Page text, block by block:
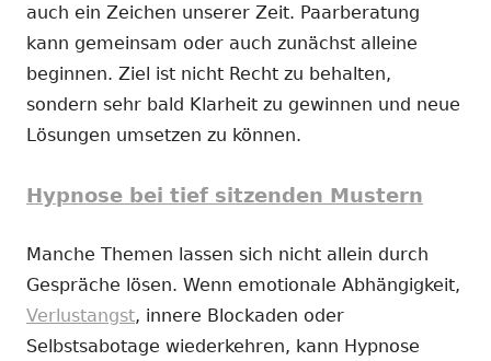
auch ein Zeichen unserer Zeit. Paarberatung
kann gemeinsam oder auch zunächst alleine
beginnen. Ziel ist nicht Recht zu behalten,
sondern sehr bald Klarheit zu gewinnen und neue
Lösungen umsetzen zu können.
Hypnose bei tief sitzenden Mustern
Manche Themen lassen sich nicht allein durch
Gespräche lösen. Wenn emotionale Abhängigkeit,
Verlustangst, innere Blockaden oder
Selbstsabotage wiederkehren, kann Hypnose